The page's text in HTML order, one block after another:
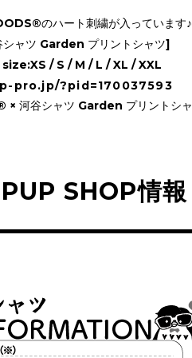
のハート刺繍が入っています♪
ャツ Garden プリントシャツ]
size:XS / S / M / L / XL / XXL
pro.jp/?pid=170037593
河谷シャツ Garden プリントシ
SHOP情報